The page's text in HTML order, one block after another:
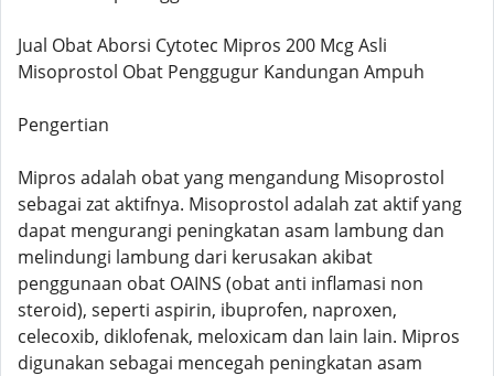
Jual Obat Aborsi Cytotec Mipros 200 Mcg Asli
Misoprostol Obat Penggugur Kandungan Ampuh
Pengertian
Mipros adalah obat yang mengandung Misoprostol
sebagai zat aktifnya. Misoprostol adalah zat aktif yang
dapat mengurangi peningkatan asam lambung dan
melindungi lambung dari kerusakan akibat
penggunaan obat OAINS (obat anti inflamasi non
steroid), seperti aspirin, ibuprofen, naproxen,
celecoxib, diklofenak, meloxicam dan lain lain. Mipros
digunakan sebagai mencegah peningkatan asam